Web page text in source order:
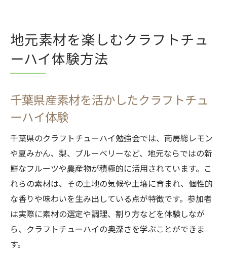
地元素材を楽しむクラフトチュ
ーハイ体験方法
千葉県産素材を活かしたクラフトチュ
ーハイ体験
千葉県のクラフトチューハイ勉強会では、南房総レモン
や夏みかん、梨、ブルーベリーなど、地元ならではの新
鮮なフルーツや農産物が積極的に活用されています。こ
れらの素材は、その土地の気候や土壌に育まれ、個性的
な香りや味わいを生み出している点が特徴です。参加者
は実際に素材の選定や調理、割り方などを体験しなが
ら、クラフトチューハイの奥深さを学ぶことができま
す。